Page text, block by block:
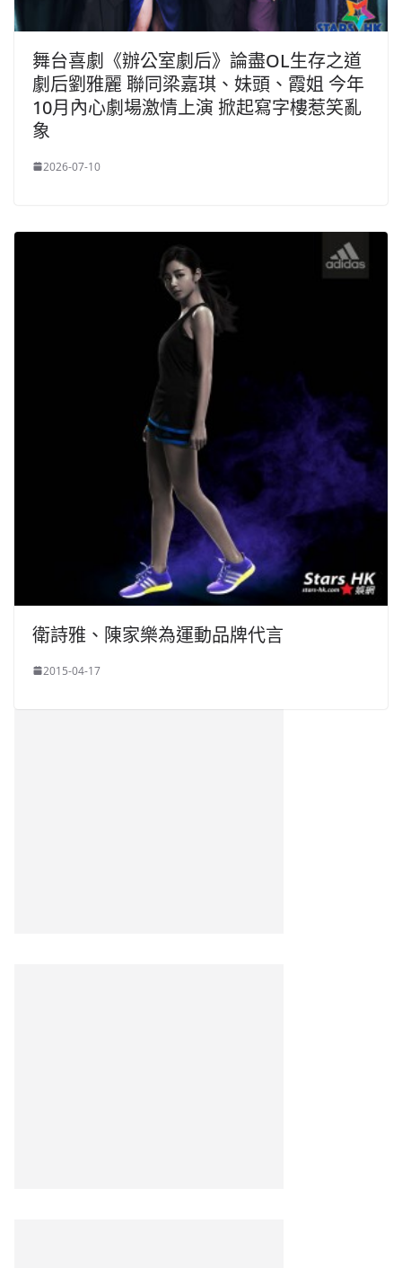
舞台喜劇《辦公室劇后》論盡OL生存之道
劇后劉雅麗 聯同梁嘉琪、妹頭、霞姐 今年
10月內心劇場激情上演 掀起寫字樓惹笑亂
象
2026-07-10
衛詩雅、陳家樂為運動品牌代言
2015-04-17